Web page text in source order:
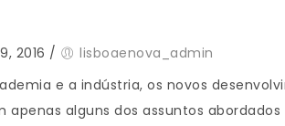
2016 /
lisboaenova_admin
e a indústria, os novos
alguns dos assuntos